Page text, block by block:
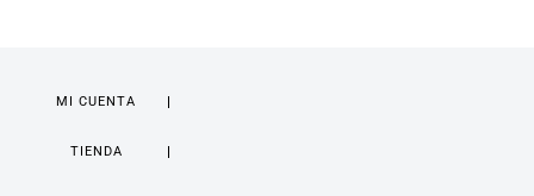
MI CUENTA
TIENDA